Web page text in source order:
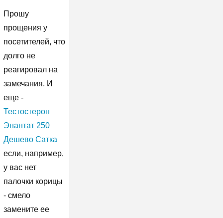
Прошу
прощения у
посетителей, что
долго не
реагировал на
замечания. И
еще -
Тестостерон
Энантат 250
Дешево Сатка
если, например,
у вас нет
палочки корицы
- смело
замените ее